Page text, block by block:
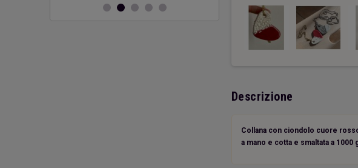
Descrizione
Collana con ciondolo cuore
a mano e cotta e smaltata a